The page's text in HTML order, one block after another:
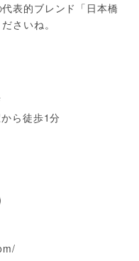
表的ブレンド「日本橋
さいね。
ら徒歩1分